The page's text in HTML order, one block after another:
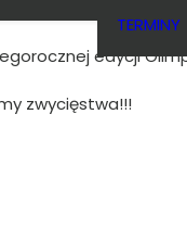
TERMINY
edycji
zwycięstwa!!!